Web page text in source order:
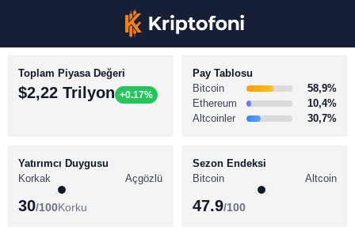
BİTCOİN HABERLERİ
ALTCOİN HABERLERİ
Toplam Piyasa Değeri
$2,22 Trilyon +0.17%
Pay Tablosu
Bitcoin
58,9%
Ethereum
10,4%
Altcoinler
30,7%
Yatırımcı Duygusu
Korkak
Açgözlü
30/100Korku
Sezon Endeksi
Bitcoin
Altcoin
47.9/100